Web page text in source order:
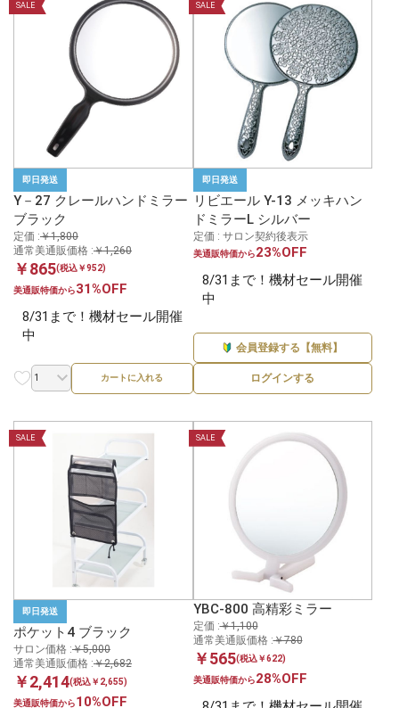
SALE
即日発送
Y－27 クレールハンドミラー
ブラック
定価 :￥1,800
通常美通販価格 :￥1,260
￥865(税込￥952)
美通販特価から31%OFF
8/31まで！機材セール開催
中
カートに入れる
SALE
即日発送
リビエール Y-13 メッキハン
ドミラーL シルバー
定価 : サロン契約後表示
美通販特価から23%OFF
8/31まで！機材セール開催
中
会員登録する【無料】
ログインする
SALE
即日発送
ポケット4 ブラック
サロン価格 :￥5,000
通常美通販価格 :￥2,682
￥2,414(税込￥2,655)
美通販特価から10%OFF
SALE
YBC-800 高精彩ミラー
定価 :￥1,100
通常美通販価格 :￥780
￥565(税込￥622)
美通販特価から28%OFF